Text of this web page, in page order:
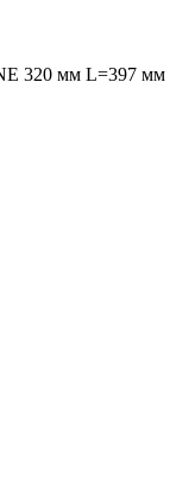
320 мм L=397 мм